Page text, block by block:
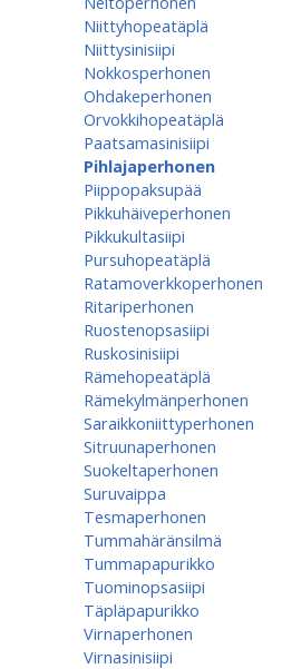
Niittyhopeatäplä
Niittysinisiipi
Nokkosperhonen
Ohdakeperhonen
Orvokkihopeatäplä
Paatsamasinisiipi
Pihlajaperhonen
Piippopaksupää
Pikkuhäiveperhonen
Pikkukultasiipi
Pursuhopeatäplä
Ratamoverkkoperhonen
Ritariperhonen
Ruostenopsasiipi
Ruskosinisiipi
Rämehopeatäplä
Rämekylmänperhonen
Saraikkoniittyperhonen
Sitruunaperhonen
Suokeltaperhonen
Suruvaippa
Tesmaperhonen
Tummahäränsilmä
Tummapapurikko
Tuominopsasiipi
Täpläpapurikko
Virnaperhonen
Virnasinisiipi